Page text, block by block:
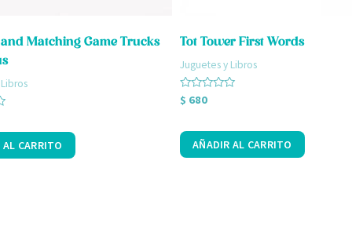
Matching Game Trucks
CARRITO
Tot Tower First Words
Juguetes y Libros
Valorado
con
5
$ 680
AÑADIR AL CARRITO